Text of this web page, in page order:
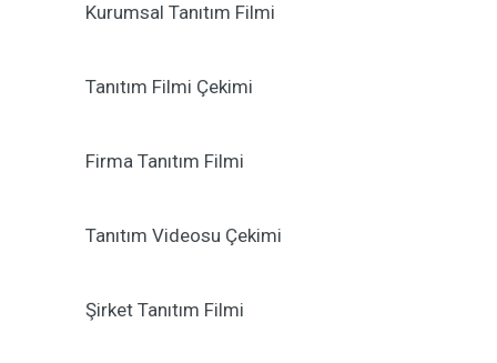
Kurumsal Tanıtım Filmi
Tanıtım Filmi Çekimi
Firma Tanıtım Filmi
Tanıtım Videosu Çekimi
Şirket Tanıtım Filmi